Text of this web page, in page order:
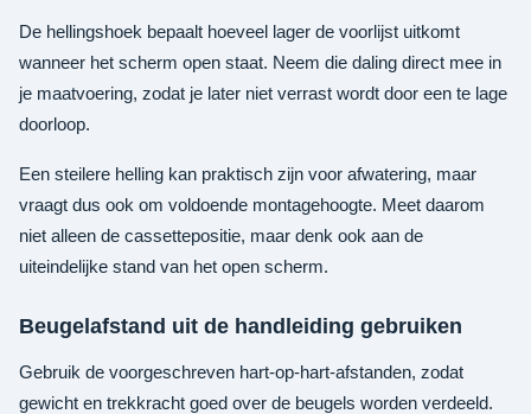
De hellingshoek bepaalt hoeveel lager de voorlijst uitkomt
wanneer het scherm open staat. Neem die daling direct mee in
je maatvoering, zodat je later niet verrast wordt door een te lage
doorloop.
Een steilere helling kan praktisch zijn voor afwatering, maar
vraagt dus ook om voldoende montagehoogte. Meet daarom
niet alleen de cassettepositie, maar denk ook aan de
uiteindelijke stand van het open scherm.
Beugelafstand uit de handleiding gebruiken
Gebruik de voorgeschreven hart-op-hart-afstanden, zodat
gewicht en trekkracht goed over de beugels worden verdeeld.